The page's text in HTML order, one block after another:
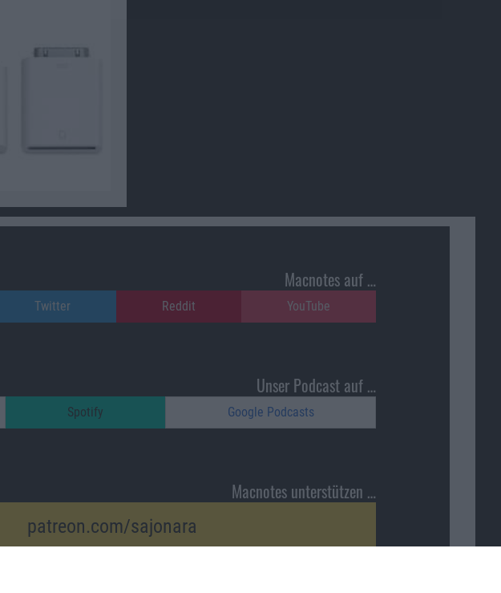
Macnotes auf …
Twitter Reddit YouTube
Unser Podcast auf …
Spotify Google Podcasts
Macnotes unterstützen …
patreon.com/sajonara